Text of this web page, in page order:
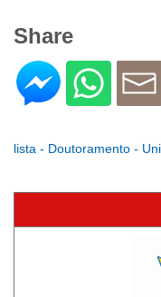
Share
lista - Doutoramento -